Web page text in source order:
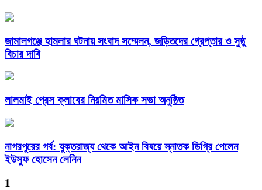
জামালগঞ্জে হামলার ঘটনায় সংবাদ সম্মেলন, জড়িতদের গ্রেপ্তার ও সুষ্ঠু
বিচার দাবি
লালমাই প্রেস ক্লাবের নিয়মিত মাসিক সভা অনুষ্ঠিত
নাগরপুরের গর্ব: যুক্তরাজ্য থেকে আইন বিষয়ে স্নাতক ডিগ্রি পেলেন
ইউসুফ হোসেন লেনিন
1